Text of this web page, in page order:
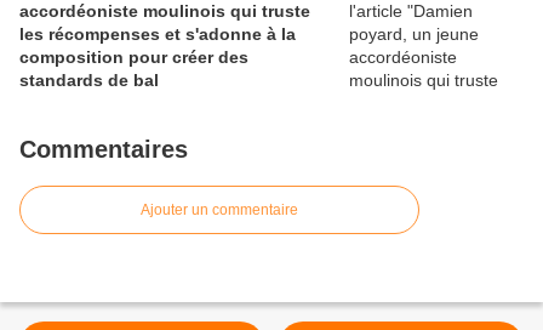
accordéoniste moulinois qui truste
les récompenses et s'adonne à la
composition pour créer des
standards de bal
Commentaires
Ajouter un commentaire